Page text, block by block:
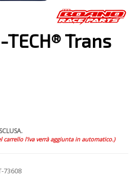
Trans
l'iva verrà aggiunta in automatico.)
73608